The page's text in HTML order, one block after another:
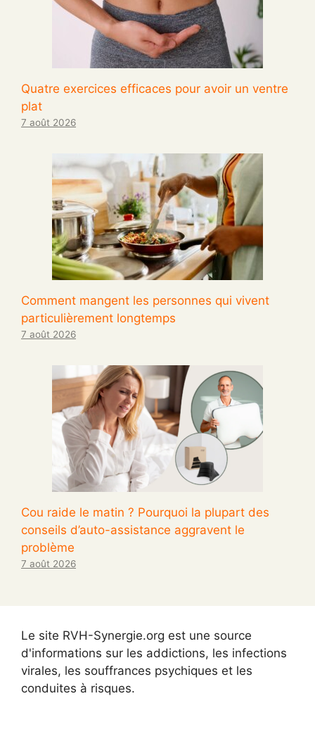
Quatre exercices efficaces pour avoir un ventre
plat
7 août 2026
Comment mangent les personnes qui vivent
particulièrement longtemps
7 août 2026
Cou raide le matin ? Pourquoi la plupart des
conseils d’auto-assistance aggravent le
problème
7 août 2026
Le site RVH-Synergie.org est une source
d'informations sur les addictions, les infections
virales, les souffrances psychiques et les
conduites à risques.